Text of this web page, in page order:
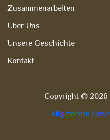
Zusammenarbeiten
Über Uns
Unsere Geschichte
Kontakt
Copyright © 2026
Allgemeine